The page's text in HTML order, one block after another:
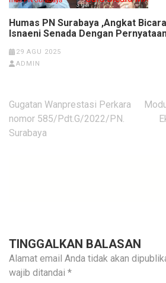
Humas PN Surabaya ,Angkat
Isnaeni Senada Dengan
29 AGU 2025
ADMIN
Navigasi
pos
Gugatan Wanprestasi Perkara
nomor 585/Pdt.G/2022/PN.
Surabaya
TINGGALKAN BALASAN
Alamat email Anda tidak akan
wajib ditandai *